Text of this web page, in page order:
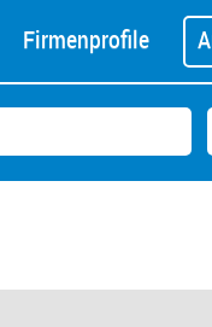
Firmenprofile